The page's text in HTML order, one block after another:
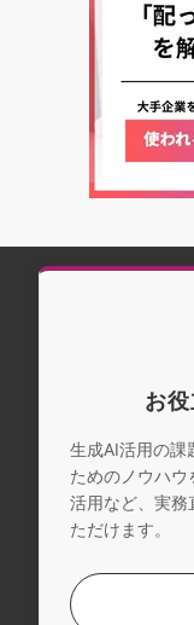
お
生成AI活用の課
ためのノウハウ
活用など、実務
ただけます。